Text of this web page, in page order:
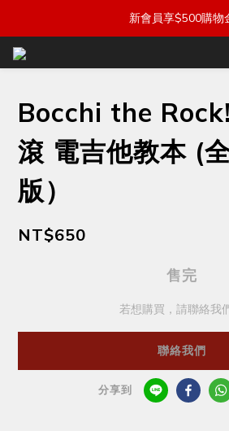
新會員享$500購物
Bocchi the
滾 電吉他教本 (
版）
NT$650
售完
若想購買，請聯絡我們
聯絡我們
分享到